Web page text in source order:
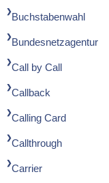
Buchstabenwahl
Bundesnetzagentur
Call by Call
Callback
Calling Card
Callthrough
Carrier